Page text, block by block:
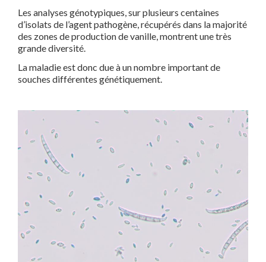
Les analyses génotypiques, sur plusieurs centaines
d’isolats de l’agent pathogène, récupérés dans la majorité
des zones de production de vanille, montrent une très
grande diversité.
La maladie est donc due à un nombre important de
souches différentes génétiquement.